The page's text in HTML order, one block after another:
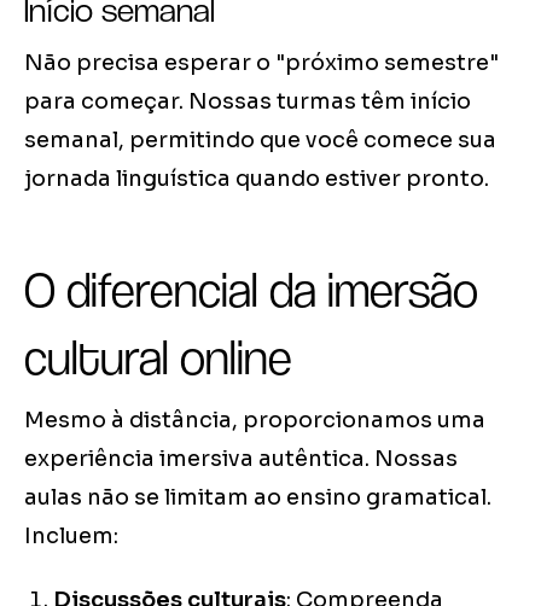
Início semanal
Não precisa esperar o "próximo semestre"
para começar. Nossas turmas têm início
semanal, permitindo que você comece sua
jornada linguística quando estiver pronto.
O diferencial da imersão
cultural online
Mesmo à distância, proporcionamos uma
experiência imersiva autêntica. Nossas
aulas não se limitam ao ensino gramatical.
Incluem:
Discussões culturais: Compreenda